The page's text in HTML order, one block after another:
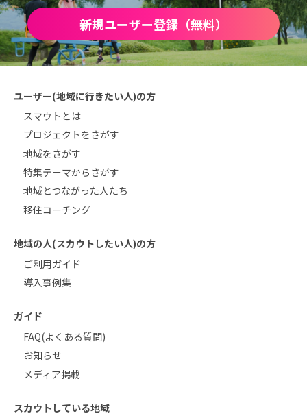
新規ユーザー登録（無料）
ユーザー(地域に行きたい人)の方
スマウトとは
プロジェクトをさがす
地域をさがす
特集テーマからさがす
地域とつながった人たち
移住コーチング
地域の人(スカウトしたい人)の方
ご利用ガイド
導入事例集
ガイド
FAQ(よくある質問)
お知らせ
メディア掲載
スカウトしている地域